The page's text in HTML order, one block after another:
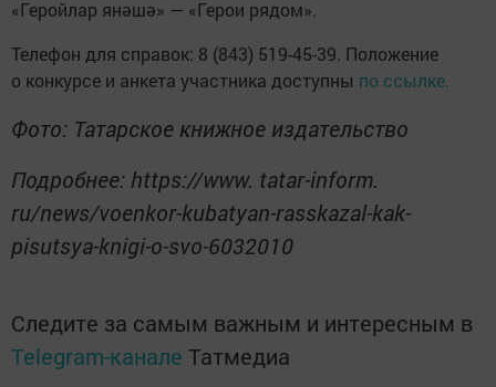
«Геройлар янәшә» — «Герои рядом».
Телефон для справок: 8 (843) 519-45-39. Положение
о конкурсе и анкета участника доступны по ссылке.
Фото: Татарское книжное издательство
Подробнее: https://www. tatar-inform.
ru/news/voenkor-kubatyan-rasskazal-kak-
pisutsya-knigi-o-svo-6032010
Следите за самым важным и интересным в
Telegram-канале Татмедиа